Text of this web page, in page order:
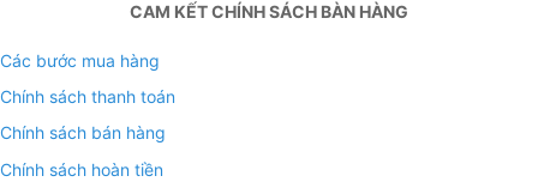
CAM KẾT CHÍNH SÁCH BÀN HÀNG
Các bước mua hàng
Chính sách thanh toán
Chính sách bán hàng
Chính sách hoàn tiền